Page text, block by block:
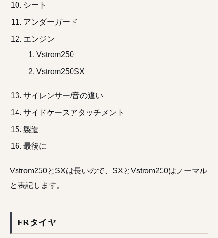
シート
アンダーガード
エンジン
Vstrom250
Vstrom250SX
サイレンサー/音の違い
サイドケースアタッチメント
製造
最後に
Vstrom250とSXは長いので、SXとVstrom250はノーマル
と表記します。
FRタイヤ